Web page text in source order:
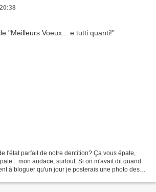
l'état parfait de notre dentition? Ça vous épate,
mon audace, surtout. Si on m'avait dit quand
à bloguer qu'un jour je posterais une photo des